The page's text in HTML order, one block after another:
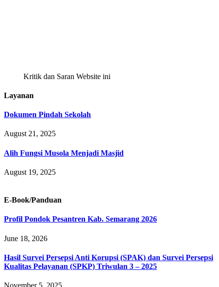
Kritik dan Saran Website ini
Layanan
Dokumen Pindah Sekolah
August 21, 2025
Alih Fungsi Musola Menjadi Masjid
August 19, 2025
E-Book/Panduan
Profil Pondok Pesantren Kab. Semarang 2026
June 18, 2026
Hasil Survei Persepsi Anti Korupsi (SPAK) dan Survei Persepsi
Kualitas Pelayanan (SPKP) Triwulan 3 – 2025